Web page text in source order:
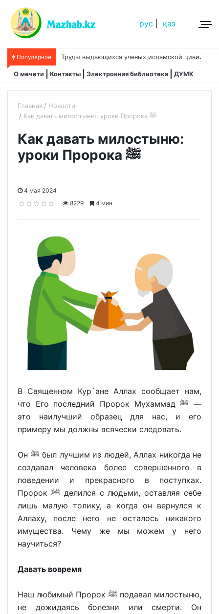
рус қаз
Популярное Труды выдающихся ученых исламской цивилизации
О мечети Контакты Электронная библиотека ДУМК
Главная
Новости
Как давать милостыню: уроки Пророка ﷺ
Как давать милостыню:
уроки Пророка ﷺ
4 мая 2024
8229
4 мин
В Священном Кур`ане Аллах сообщает нам,
что Его последний Пророк Мухаммад ﷺ —
это наилучший образец для нас, и его
примеру мы должны всячески следовать.
Он ﷺ был лучшим из людей, Аллах никогда не
создавал человека более совершенного в
поведении и прекрасного в поступках.
Пророк ﷺ делился с людьми, оставляя себе
лишь малую толику, а когда он вернулся к
Аллаху, после него не осталось никакого
имущества. Чему же мы можем у него
научиться?
Давать вовремя
Наш любимый Пророк ﷺ подавал милостыню,
не дожидаясь болезни или смерти. Он